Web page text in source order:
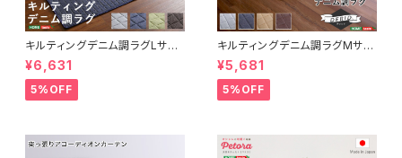
キルティングデニム調ラグLサイ
ズ(190x240cm)オールシーズ
ン、滑り止め付き、手洗い対応【D
erid-デリッド-】 DRG-L
¥6,631
5%OFF
キルティングデニム調ラグMサイ
ズ(185x185cm)オールシーズ
ン、滑り止め付き、手洗い対応【D
erid-デリッド-】 DRG-M
¥5,681
5%OFF